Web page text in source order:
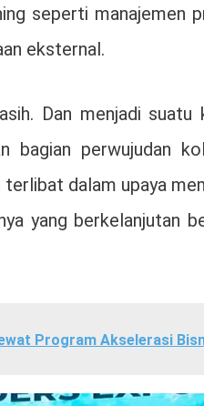
seperti manajemen
eksternal.
Dan menjadi
bagian perwujudan
dalam upaya
yang berkelanjutan
Program Akselerasi